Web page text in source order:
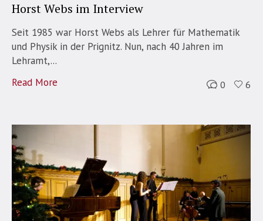
Horst Webs im Interview
Seit 1985 war Horst Webs als Lehrer für Mathematik
und Physik in der Prignitz. Nun, nach 40 Jahren im
Lehramt,...
Read More
0 6